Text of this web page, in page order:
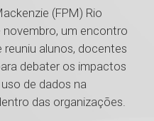
(FPM) Rio
novembro, um encontro
reuniu alunos, docentes
debater os impactos
de dados na
das organizações.